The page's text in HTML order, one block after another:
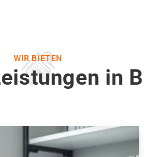
WIR BIETEN
in